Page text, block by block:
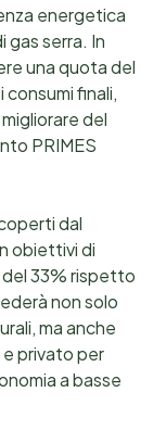
energetica
gas serra. In
una quota del
finali,
del
PRIMES
dal
obiettivi di
33% rispetto
non solo
ma anche
privato per
a basse